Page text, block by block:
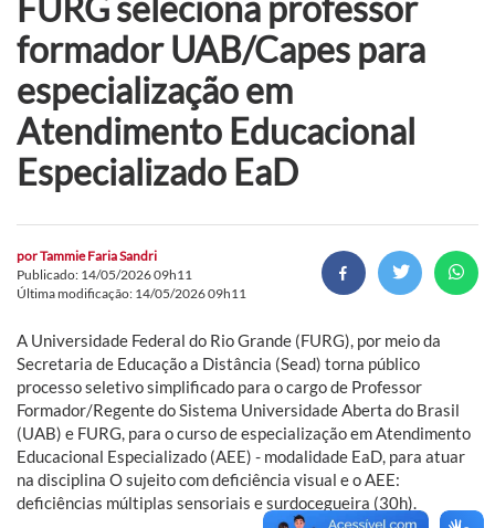
formador UAB/Capes para
especialização em
Atendimento Educacional
Especializado EaD
porTammie Faria Sandri
Publicado: 14/05/2026 09h11
Última modificação: 14/05/2026 09h11
A Universidade Federal do Rio Grande (FURG), por meio da
Secretaria de Educação a Distância (Sead) torna público
processo seletivo simplificado para o cargo de Professor
Formador/Regente do Sistema Universidade Aberta do Brasil
(UAB) e FURG, para o curso de especialização em Atendimento
Educacional Especializado (AEE) - modalidade EaD, para atuar
na disciplina O sujeito com deficiência visual e o AEE:
deficiências múltiplas sensoriais e surdocegueira (30h).